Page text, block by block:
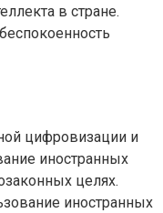
в стране.
цифровизации и
иностранных
целях.
иностранных